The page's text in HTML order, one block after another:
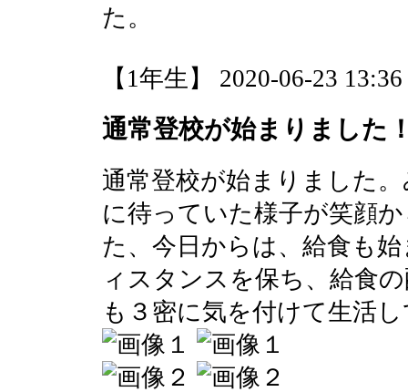
た。
【1年生】 2020-06-23
通常登校が始まりました
通常登校が始まりました
に待っていた様子が笑顔
た、今日からは、給食も
ィスタンスを保ち、給食
も３密に気を付けて生活